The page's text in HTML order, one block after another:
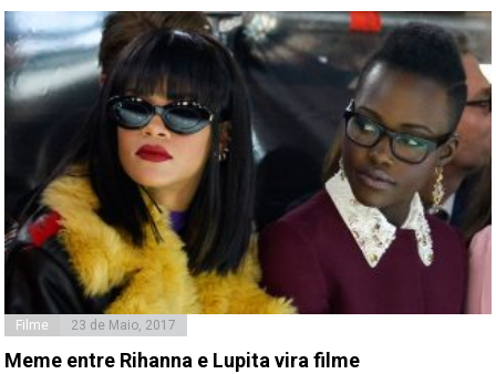
Filme 23 de Maio, 2017
Meme entre Rihanna e Lupita vira filme